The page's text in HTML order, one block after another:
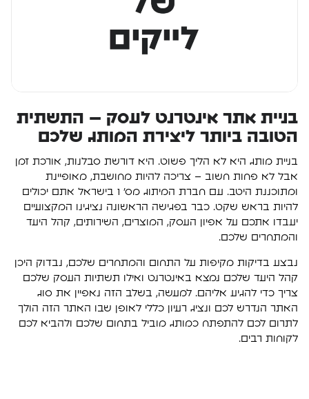
בניית אתר אינטרנט לעסק – התשתית
הטובה ביותר ליצירת המותג שלכם
בניית מותג היא לא הליך פשוט. היא דורשת סבלנות, אורכת זמן
אבל לא פחות חשוב – צריכה להיות מחושבת, מאופיינת
ומתוכננת היטב. עם חברת המיתוג מס’ 1 בישראל אתם יכולים
להיות בראש שקט. כבר בפגישה הראשונה נציגינו המקצועיים
יעבדו אתכם על אפיון העסק, המוצרים, השירותים, קהל היעד
והמתחרים שלכם.
נבצע בדיקות מקיפות על התחום והמתחרים שלכם, נבדוק היכן
קהל היעד שלכם נמצא באינטרנט ואילו תשתיות העסק שלכם
צריך כדי להגיע אליהם. למעשה, בשלב הזה נאפיין את סוג
האתר הנדרש לכם ונציג רעיון כללי לאופן שבו האתר הזה הולך
לתרום לכם להתפתח כמותג מוביל בתחום שלכם ולהביא לכם
לקוחות רבים.